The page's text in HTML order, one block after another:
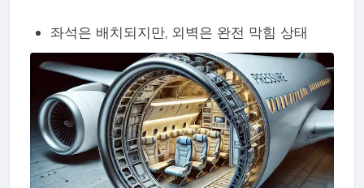
좌석은 배치되지만, 외벽은 완전 막힘 상태